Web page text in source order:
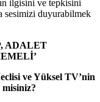
ilgisini ve tepkisini
sesimizi duyurabilmek
ADALET
ve Yüksel TV’nin